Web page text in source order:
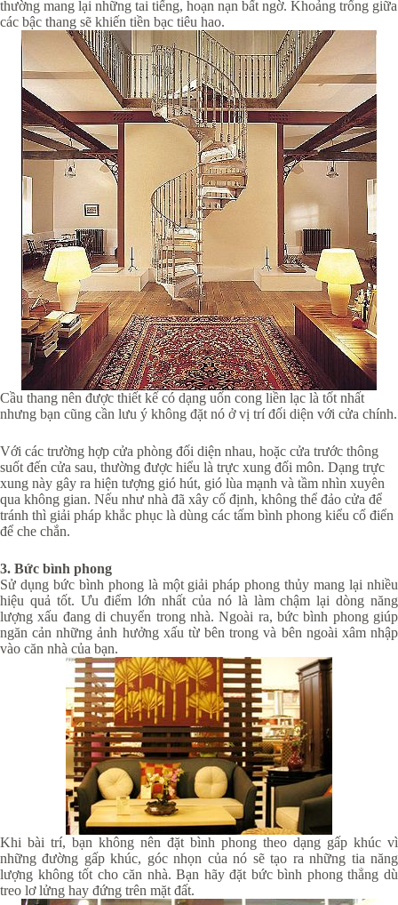
thường mang lại những tai tiếng, hoạn nạn bất ngờ. Khoảng trống giữa
các bậc thang sẽ khiến tiền bạc tiêu hao.
Cầu thang nên được thiết kế có dạng uốn cong liền lạc là tốt nhất
nhưng bạn cũng cần lưu ý không đặt nó ở vị trí đối diện với cửa chính.
Với các trường hợp cửa phòng đối diện nhau, hoặc cửa trước thông
suốt đến cửa sau, thường được hiểu là trực xung đối môn. Dạng trực
xung này gây ra hiện tượng gió hút, gió lùa mạnh và tầm nhìn xuyên
qua không gian. Nếu như nhà đã xây cố định, không thể đảo cửa để
tránh thì giải pháp khắc phục là dùng các tấm bình phong kiểu cổ điển
để che chắn.
3. Bức bình phong
Sử dụng bức bình phong là một giải pháp phong thủy mang lại nhiều
hiệu quả tốt. Ưu điểm lớn nhất của nó là làm chậm lại dòng năng
lượng xấu đang di chuyển trong nhà. Ngoài ra, bức bình phong giúp
ngăn cản những ảnh hưởng xấu từ bên trong và bên ngoài xâm nhập
vào căn nhà của bạn.
Khi bài trí, bạn không nên đặt bình phong theo dạng gấp khúc vì
những đường gấp khúc, góc nhọn của nó sẽ tạo ra những tia năng
lượng không tốt cho căn nhà. Bạn hãy đặt bức bình phong thẳng dù
treo lơ lửng hay đứng trên mặt đất.